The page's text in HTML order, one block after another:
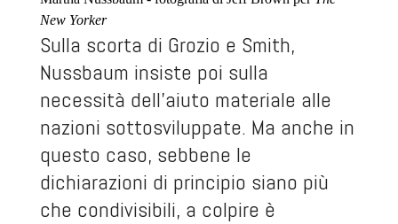
New Yorker
Sulla scorta di Grozio e Smith,
Nussbaum insiste poi sulla
necessità dell’aiuto materiale alle
nazioni sottosviluppate. Ma anche in
questo caso, sebbene le
dichiarazioni di principio siano più
che condivisibili, a colpire è